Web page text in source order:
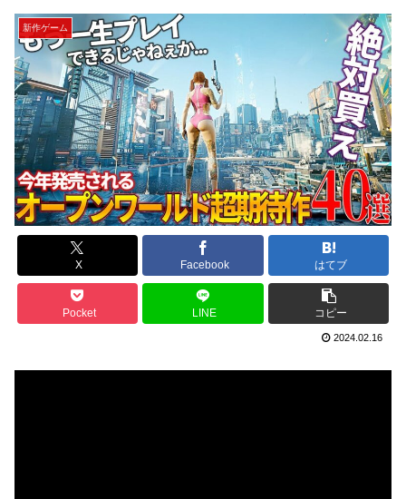
新作ゲーム
X Facebook はてブ
Pocket LINE コピー
2024.02.16